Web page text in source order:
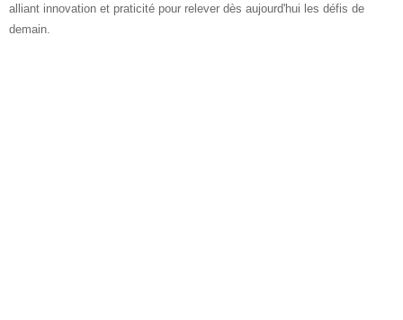
alliant innovation et praticité pour relever dès aujourd'hui les défis de
demain.